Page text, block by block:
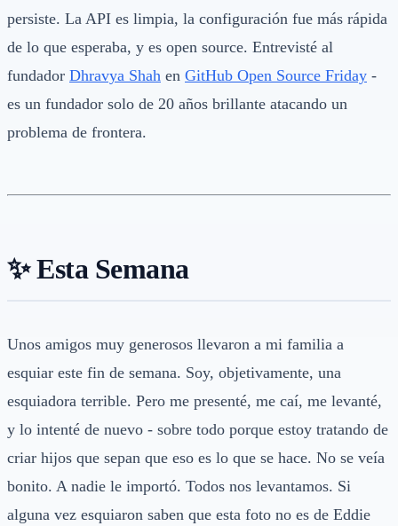
persiste. La API es limpia, la configuración fue más rápida
de lo que esperaba, y es open source. Entrevisté al
fundador Dhravya Shah en GitHub Open Source Friday -
es un fundador solo de 20 años brillante atacando un
problema de frontera.
✨ Esta Semana
Unos amigos muy generosos llevaron a mi familia a
esquiar este fin de semana. Soy, objetivamente, una
esquiadora terrible. Pero me presenté, me caí, me levanté,
y lo intenté de nuevo - sobre todo porque estoy tratando de
criar hijos que sepan que eso es lo que se hace. No se veía
bonito. A nadie le importó. Todos nos levantamos. Si
alguna vez esquiaron saben que esta foto no es de Eddie